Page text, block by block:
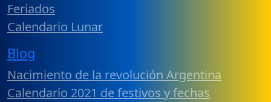
Feriados
Calendario Lunar
Blog
Nacimiento de la revolución Argentina
Calendario 2021 de festivos y fechas